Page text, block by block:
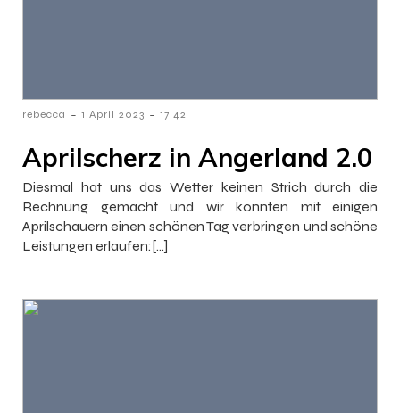
rebecca - 1 April 2023 - 17:42
Aprilscherz in Angerland 2.0
Diesmal hat uns das Wetter keinen Strich durch die
Rechnung gemacht und wir konnten mit einigen
Aprilschauern einen schönen Tag verbringen und schöne
Leistungen erlaufen:[…]